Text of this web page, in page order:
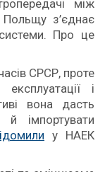
між
з’єднає
Про це
СРСР, проте
і
вона дасть
й імпортувати
у НАЕК